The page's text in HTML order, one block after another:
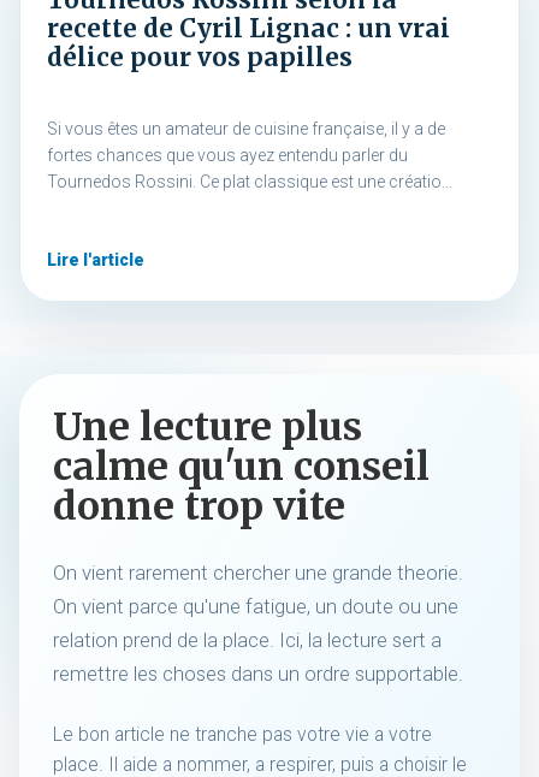
recette de Cyril Lignac : un vrai
délice pour vos papilles
Si vous êtes un amateur de cuisine française, il y a de
fortes chances que vous ayez entendu parler du
Tournedos Rossini. Ce plat classique est une créatio...
Lire l'article
Une lecture plus
calme qu'un conseil
donne trop vite
On vient rarement chercher une grande theorie.
On vient parce qu'une fatigue, un doute ou une
relation prend de la place. Ici, la lecture sert a
remettre les choses dans un ordre supportable.
Le bon article ne tranche pas votre vie a votre
place. Il aide a nommer, a respirer, puis a choisir le